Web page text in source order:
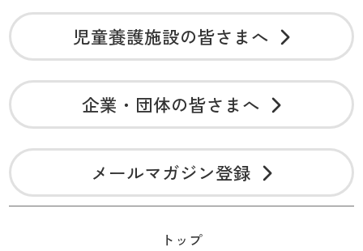
児童養護施設の皆さまへ
企業・団体の皆さまへ
メールマガジン登録
トップ